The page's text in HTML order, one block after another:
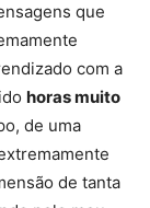
que
com a
horas muito
de uma
de tanta